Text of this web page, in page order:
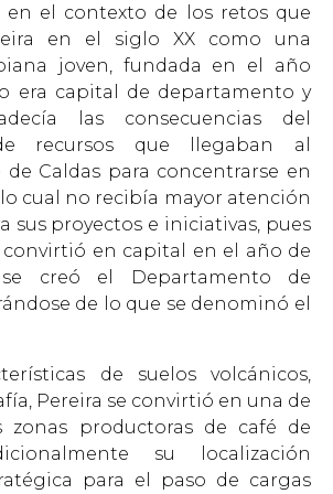
en el contexto de los retos que
en el siglo XX como una
joven, fundada en el año
era capital de departamento y
las consecuencias del
recursos que llegaban al
Caldas para concentrarse en
cual no recibía mayor atención
sus proyectos e iniciativas, pues
convirtió en capital en el año de
se creó el Departamento de
de lo que se denominó el
de suelos volcánicos,
Pereira se convirtió en una de
zonas productoras de café de
su localización
para el paso de cargas